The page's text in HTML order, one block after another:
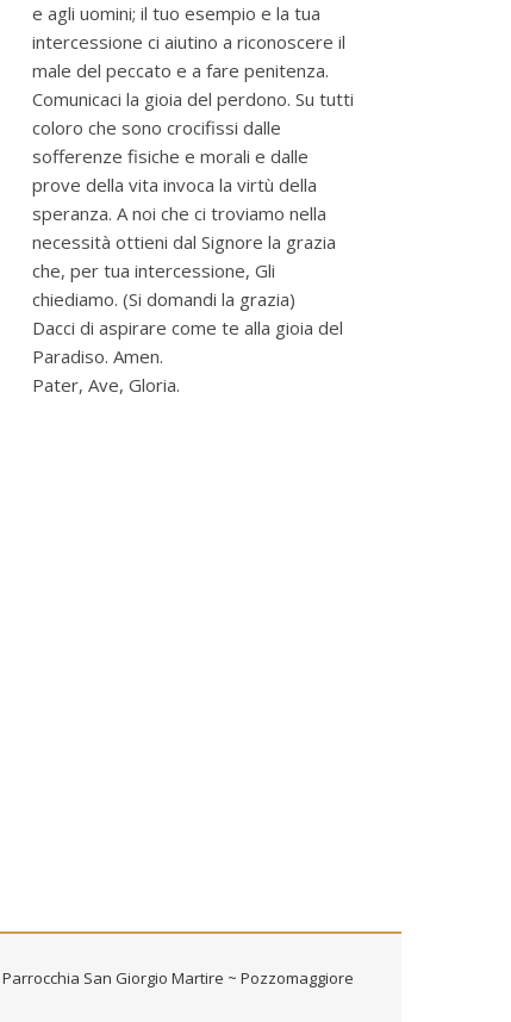
e agli uomini; il tuo esempio e la tua
intercessione ci aiutino a riconoscere il
male del peccato e a fare penitenza.
Comunicaci la gioia del perdono. Su tutti
coloro che sono crocifissi dalle
sofferenze fisiche e morali e dalle
prove della vita invoca la virtù della
speranza. A noi che ci troviamo nella
necessità ottieni dal Signore la grazia
che, per tua intercessione, Gli
chiediamo. (Si domandi la grazia)
Dacci di aspirare come te alla gioia del
Paradiso. Amen.
Pater, Ave, Gloria.
Parrocchia San Giorgio Martire ~ Pozzomaggiore